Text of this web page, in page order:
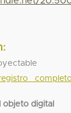
objeto digital